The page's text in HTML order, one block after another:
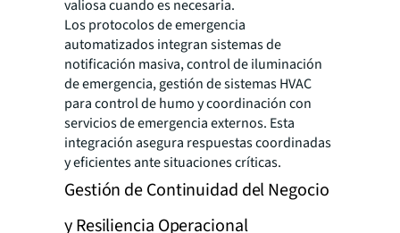
valiosa cuando es necesaria.
Los protocolos de emergencia
automatizados integran sistemas de
notificación masiva, control de iluminación
de emergencia, gestión de sistemas HVAC
para control de humo y coordinación con
servicios de emergencia externos. Esta
integración asegura respuestas coordinadas
y eficientes ante situaciones críticas.
Gestión de Continuidad del Negocio
y Resiliencia Operacional